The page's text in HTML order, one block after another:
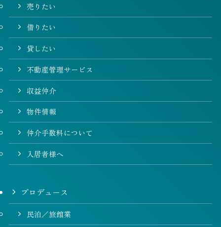
売りたい
借りたい
貸したい
不動産管理サービス
収益仲介
物件情報
仲介手数料について
入居者様へ
プロデュース
民泊／旅館業